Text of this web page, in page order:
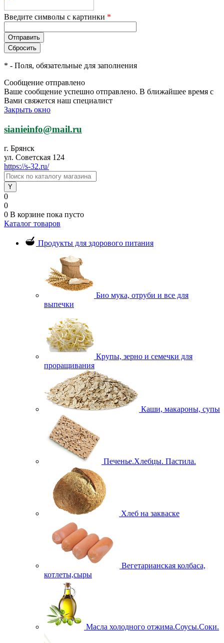
Введите символы с картинки *
* - Поля, обязательные для заполнения
Сообщение отправлено
Ваше сообщение успешно отправлено. В ближайшее время с
Вами свяжется наш специалист
Закрыть окно
sianieinfo@mail.ru
г. Брянск
ул. Советская 124
https://s-32.ru/
0
0
0 В корзине пока пусто
Каталог товаров
Продукты для здорового питания
Био мука, отруби и все для
выпечки
Крупы, зерно и семечки для
проращивания
Каши, макароны, супы
Печенье.Хлебцы. Пастила.
Хлеб на закваске
Вегетарианская колбаса,
котлеты,сыры
Масла холодного отжима.Соусы.Соки.